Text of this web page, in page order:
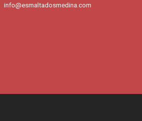
info@esmaltadosmedina.com